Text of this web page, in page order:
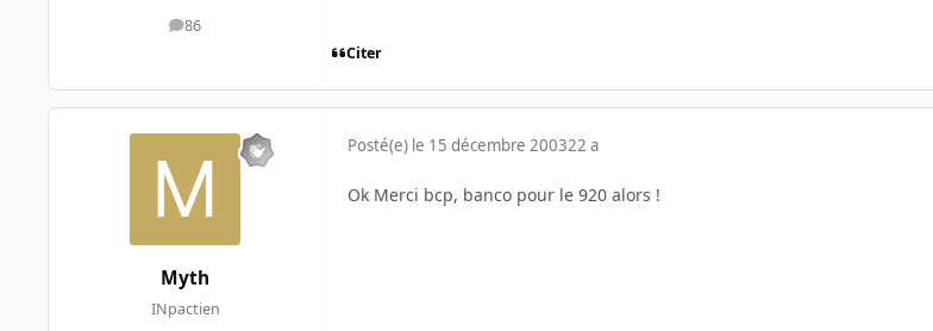
86
messages
Citer
Myth
INpactien
Posté(e) le 15 décembre 200322 a
Ok Merci bcp, banco pour le 920 alors !